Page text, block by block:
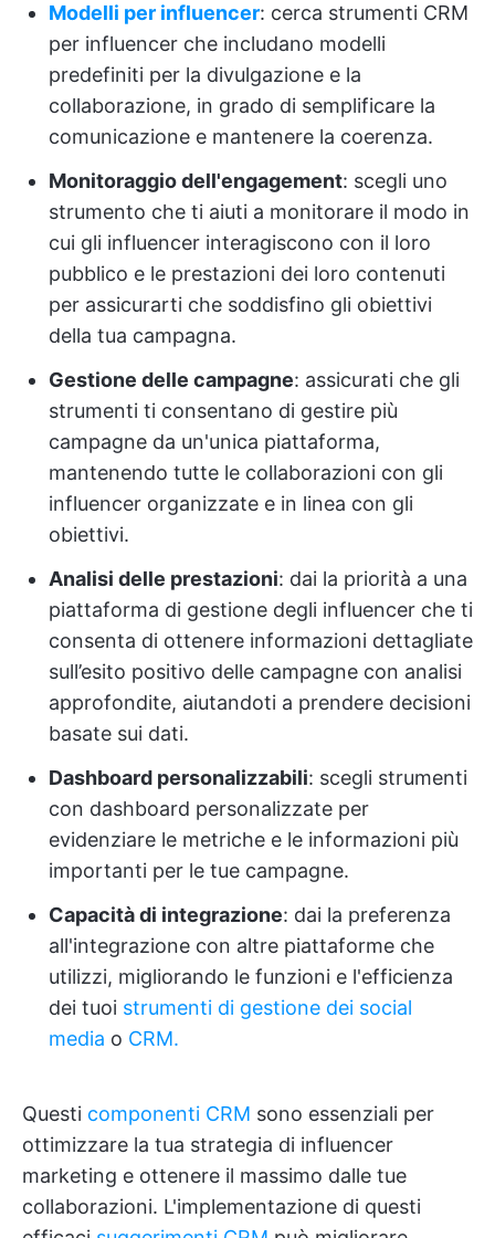
Modelli per influencer: cerca strumenti CRM
per influencer che includano modelli
predefiniti per la divulgazione e la
collaborazione, in grado di semplificare la
comunicazione e mantenere la coerenza.
Monitoraggio dell'engagement: scegli uno
strumento che ti aiuti a monitorare il modo in
cui gli influencer interagiscono con il loro
pubblico e le prestazioni dei loro contenuti
per assicurarti che soddisfino gli obiettivi
della tua campagna.
Gestione delle campagne: assicurati che gli
strumenti ti consentano di gestire più
campagne da un'unica piattaforma,
mantenendo tutte le collaborazioni con gli
influencer organizzate e in linea con gli
obiettivi.
Analisi delle prestazioni: dai la priorità a una
piattaforma di gestione degli influencer che ti
consenta di ottenere informazioni dettagliate
sull’esito positivo delle campagne con analisi
approfondite, aiutandoti a prendere decisioni
basate sui dati.
Dashboard personalizzabili: scegli strumenti
con dashboard personalizzate per
evidenziare le metriche e le informazioni più
importanti per le tue campagne.
Capacità di integrazione: dai la preferenza
all'integrazione con altre piattaforme che
utilizzi, migliorando le funzioni e l'efficienza
dei tuoi strumenti di gestione dei social
media o CRM.
Questi componenti CRM sono essenziali per
ottimizzare la tua strategia di influencer
marketing e ottenere il massimo dalle tue
collaborazioni. L'implementazione di questi